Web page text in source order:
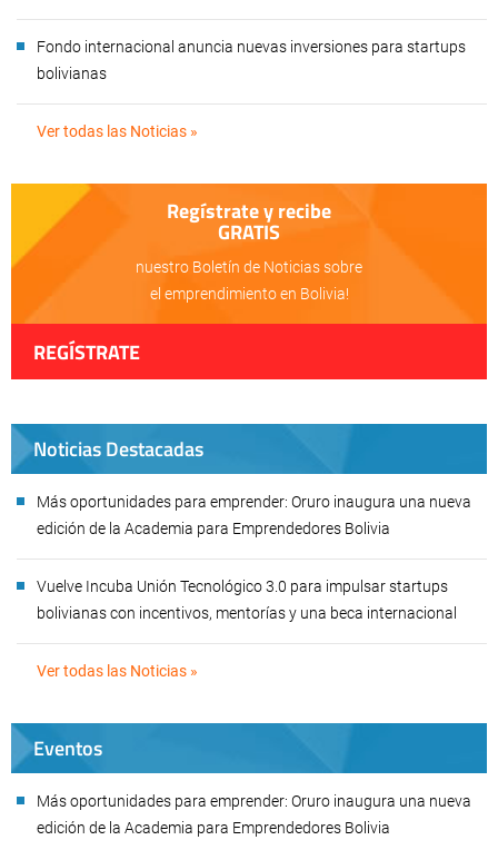
Fondo internacional anuncia nuevas inversiones para startups
bolivianas
Ver todas las Noticias »
Regístrate y recibe
GRATIS
nuestro Boletín de Noticias sobre
el emprendimiento en Bolivia!
REGÍSTRATE
Noticias Destacadas
Más oportunidades para emprender: Oruro inaugura una nueva
edición de la Academia para Emprendedores Bolivia
Vuelve Incuba Unión Tecnológico 3.0 para impulsar startups
bolivianas con incentivos, mentorías y una beca internacional
Ver todas las Noticias »
Eventos
Más oportunidades para emprender: Oruro inaugura una nueva
edición de la Academia para Emprendedores Bolivia